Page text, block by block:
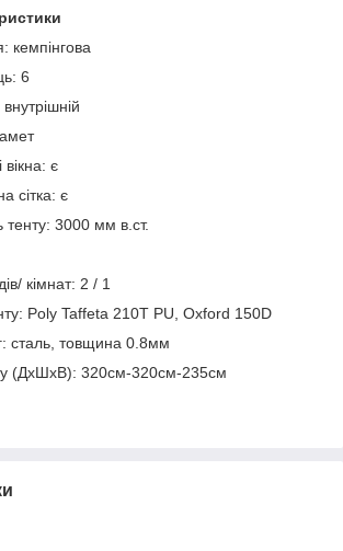
кемпінгова
6
вікна: є
сітка: є
тенту: 3000 мм в.ст.
кімнат: 2 / 1
Poly Taffeta 210T PU, Oxford 150D
сталь, товщина 0.8мм
(ДхШхВ): 320см-320см-235см